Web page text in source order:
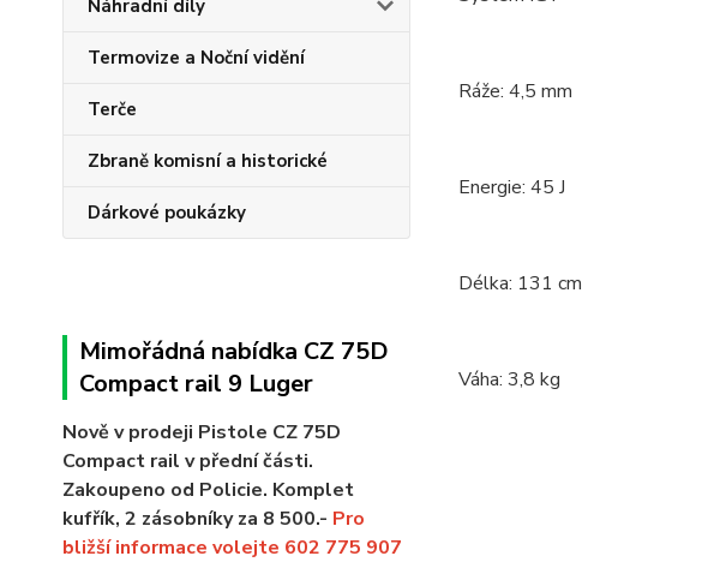
Náhradní díly
Termovize a Noční vidění
Terče
Zbraně komisní a historické
Dárkové poukázky
Mimořádná nabídka CZ 75D
Compact rail 9 Luger
Nově v prodeji Pistole CZ 75D
Compact rail v přední části.
Zakoupeno od Policie. Komplet
kufřík, 2 zásobníky za 8 500.- Pro
bližší informace volejte 602 775 907
Ráže: 4,5 mm
Energie: 45 J
Délka: 131 cm
Váha: 3,8 kg